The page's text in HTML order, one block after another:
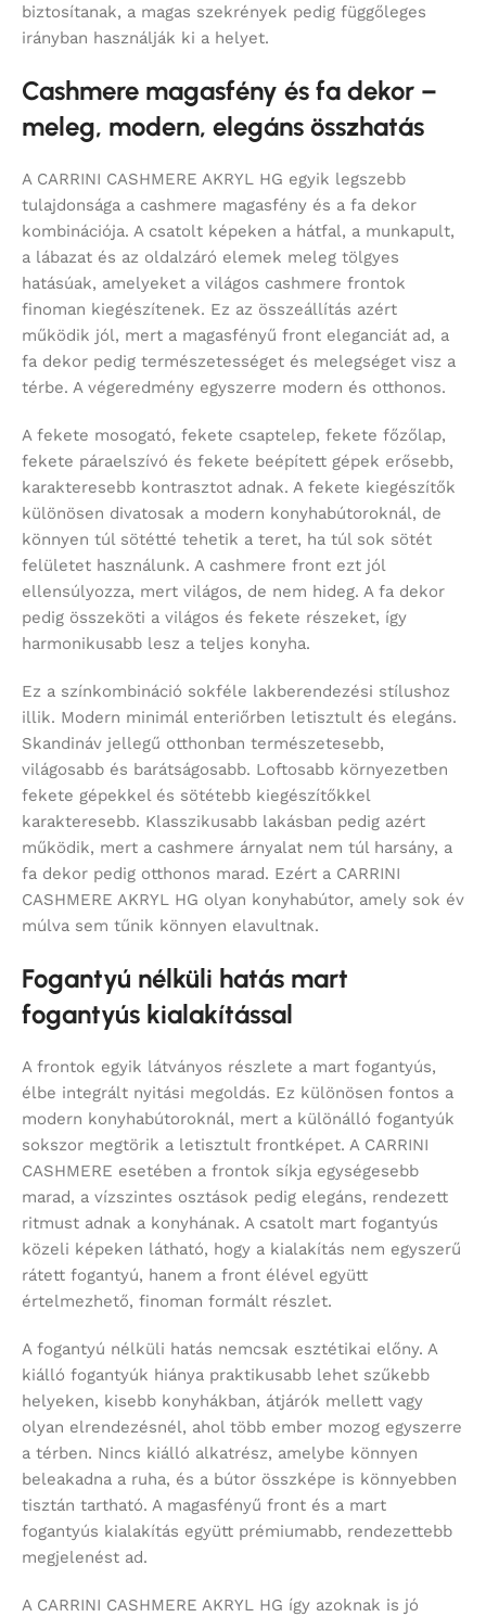
biztosítanak, a magas szekrények pedig függőleges
irányban használják ki a helyet.
Cashmere magasfény és fa dekor –
meleg, modern, elegáns összhatás
A CARRINI CASHMERE AKRYL HG egyik legszebb
tulajdonsága a cashmere magasfény és a fa dekor
kombinációja. A csatolt képeken a hátfal, a munkapult,
a lábazat és az oldalzáró elemek meleg tölgyes
hatásúak, amelyeket a világos cashmere frontok
finoman kiegészítenek. Ez az összeállítás azért
működik jól, mert a magasfényű front eleganciát ad, a
fa dekor pedig természetességet és melegséget visz a
térbe. A végeredmény egyszerre modern és otthonos.
A fekete mosogató, fekete csaptelep, fekete főzőlap,
fekete páraelszívó és fekete beépített gépek erősebb,
karakteresebb kontrasztot adnak. A fekete kiegészítők
különösen divatosak a modern konyhabútoroknál, de
könnyen túl sötétté tehetik a teret, ha túl sok sötét
felületet használunk. A cashmere front ezt jól
ellensúlyozza, mert világos, de nem hideg. A fa dekor
pedig összeköti a világos és fekete részeket, így
harmonikusabb lesz a teljes konyha.
Ez a színkombináció sokféle lakberendezési stílushoz
illik. Modern minimál enteriőrben letisztult és elegáns.
Skandináv jellegű otthonban természetesebb,
világosabb és barátságosabb. Loftosabb környezetben
fekete gépekkel és sötétebb kiegészítőkkel
karakteresebb. Klasszikusabb lakásban pedig azért
működik, mert a cashmere árnyalat nem túl harsány, a
fa dekor pedig otthonos marad. Ezért a CARRINI
CASHMERE AKRYL HG olyan konyhabútor, amely sok év
múlva sem tűnik könnyen elavultnak.
Fogantyú nélküli hatás mart
fogantyús kialakítással
A frontok egyik látványos részlete a mart fogantyús,
élbe integrált nyitási megoldás. Ez különösen fontos a
modern konyhabútoroknál, mert a különálló fogantyúk
sokszor megtörik a letisztult frontképet. A CARRINI
CASHMERE esetében a frontok síkja egységesebb
marad, a vízszintes osztások pedig elegáns, rendezett
ritmust adnak a konyhának. A csatolt mart fogantyús
közeli képeken látható, hogy a kialakítás nem egyszerű
rátett fogantyú, hanem a front élével együtt
értelmezhető, finoman formált részlet.
A fogantyú nélküli hatás nemcsak esztétikai előny. A
kiálló fogantyúk hiánya praktikusabb lehet szűkebb
helyeken, kisebb konyhákban, átjárók mellett vagy
olyan elrendezésnél, ahol több ember mozog egyszerre
a térben. Nincs kiálló alkatrész, amelybe könnyen
beleakadna a ruha, és a bútor összképe is könnyebben
tisztán tartható. A magasfényű front és a mart
fogantyús kialakítás együtt prémiumabb, rendezettebb
megjelenést ad.
A CARRINI CASHMERE AKRYL HG így azoknak is jó